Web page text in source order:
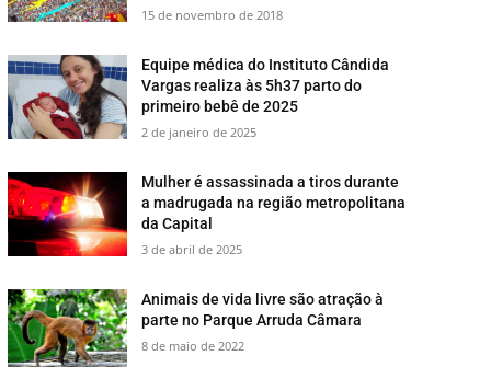
15 de novembro de 2018
Equipe médica do Instituto Cândida
Vargas realiza às 5h37 parto do
primeiro bebê de 2025
2 de janeiro de 2025
Mulher é assassinada a tiros durante
a madrugada na região metropolitana
da Capital
3 de abril de 2025
​Animais de vida livre são atração à
parte no Parque Arruda Câmara
8 de maio de 2022